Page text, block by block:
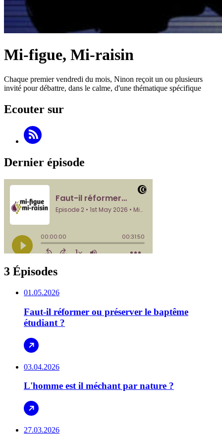
Mi-figue, Mi-raisin
Chaque premier vendredi du mois, Ninon reçoit un ou plusieurs
invité pour débattre, dans le calme, d'une thématique spécifique
Ecouter sur
Dernier épisode
3 Épisodes
01.05.2026
Faut-il réformer ou préserver le baptême
étudiant ?
03.04.2026
L'homme est il méchant par nature ?
27.03.2026